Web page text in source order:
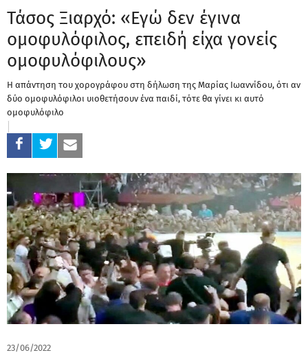
Τάσος Ξιαρχό: «Εγώ δεν έγινα
ομοφυλόφιλος, επειδή είχα γονείς
ομοφυλόφιλους»
Η απάντηση του χορογράφου στη δήλωση της Μαρίας Ιωαννίδου, ότι αν
δύο ομοφυλόφιλοι υιοθετήσουν ένα παιδί, τότε θα γίνει κι αυτό
ομοφυλόφιλο
23/06/2022